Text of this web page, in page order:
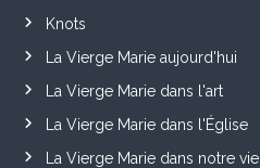
Knots
La Vierge Marie aujourd'hui
La Vierge Marie dans l'art
La Vierge Marie dans l'Église
La Vierge Marie dans notre vie